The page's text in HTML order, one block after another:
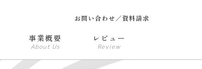
お問い合わせ／資料請求
事業概要
About Us
レビュー
Review